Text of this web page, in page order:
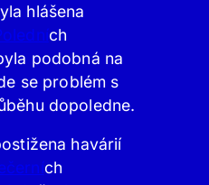
hlášena
ch
podobná na
se problém s
dopoledne.
havárií
ch